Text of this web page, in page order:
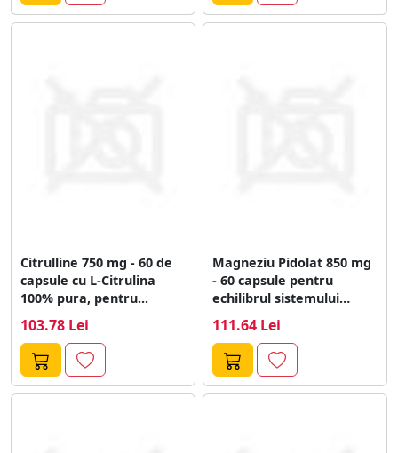
Citrulline 750 mg - 60 de
capsule cu L-Citrulina
100% pura, pentru...
103.78 Lei
Magneziu Pidolat 850 mg
- 60 capsule pentru
echilibrul sistemului
111.64 Lei